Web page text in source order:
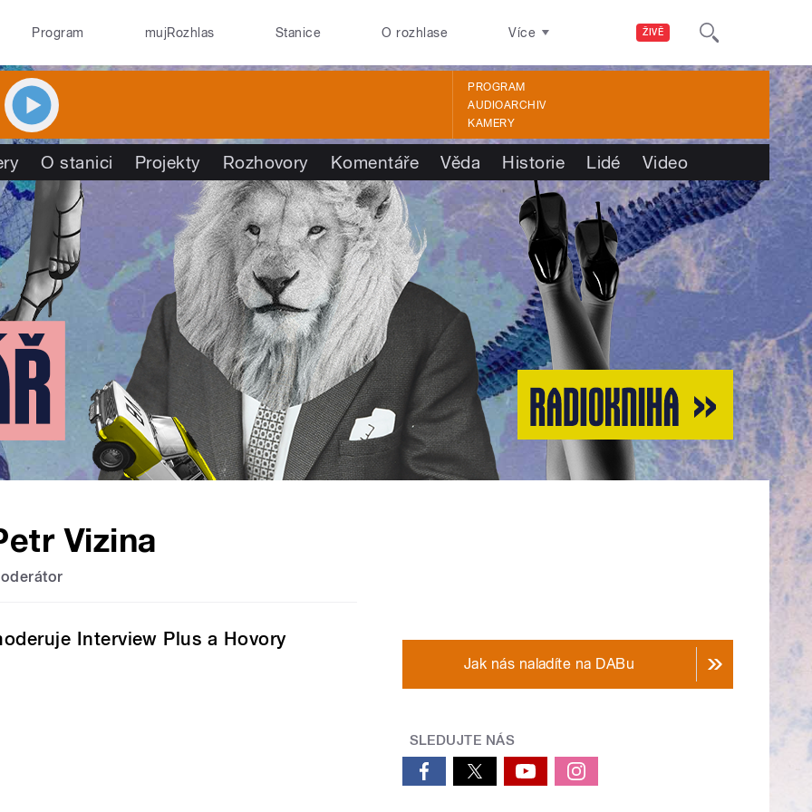
ŽIVĚ
Program mujRozhlas Stanice O rozhlase Více
PROGRAM
AUDIOARCHIV
KAMERY
O stanici Projekty Rozhovory Komentáře Věda Historie Lidé Video
Vizina
Interview Plus a Hovory
Jak nás naladíte na DABu
SLEDUJTE NÁS